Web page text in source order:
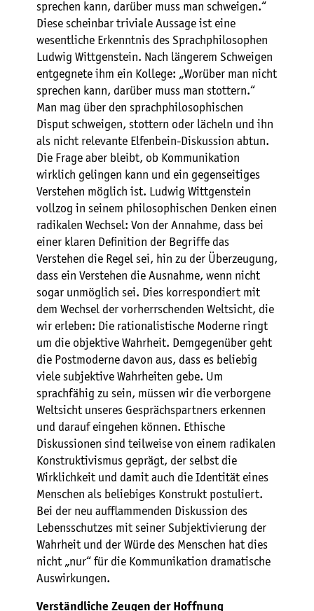
sprechen kann, darüber muss man schweigen.“
Diese scheinbar triviale Aussage ist eine
wesentliche Erkenntnis des Sprachphilosophen
Ludwig Wittgenstein. Nach längerem Schweigen
entgegnete ihm ein Kollege: „Worüber man nicht
sprechen kann, darüber muss man stottern.“
Man mag über den sprachphilosophischen
Disput schweigen, stottern oder lächeln und ihn
als nicht relevante Elfenbein-Diskussion abtun.
Die Frage aber bleibt, ob Kommunikation
wirklich gelingen kann und ein gegenseitiges
Verstehen möglich ist. Ludwig Wittgenstein
vollzog in seinem philosophischen Denken einen
radikalen Wechsel: Von der Annahme, dass bei
einer klaren Definition der Begriffe das
Verstehen die Regel sei, hin zu der Überzeugung,
dass ein Verstehen die Ausnahme, wenn nicht
sogar unmöglich sei. Dies korrespondiert mit
dem Wechsel der vorherrschenden Weltsicht, die
wir erleben: Die rationalistische Moderne ringt
um die objektive Wahrheit. Demgegenüber geht
die Postmoderne davon aus, dass es beliebig
viele subjektive Wahrheiten gebe. Um
sprachfähig zu sein, müssen wir die verborgene
Weltsicht unseres Gesprächspartners erkennen
und darauf eingehen können. Ethische
Diskussionen sind teilweise von einem radikalen
Konstruktivismus geprägt, der selbst die
Wirklichkeit und damit auch die Identität eines
Menschen als beliebiges Konstrukt postuliert.
Bei der neu aufflammenden Diskussion des
Lebensschutzes mit seiner Subjektivierung der
Wahrheit und der Würde des Menschen hat dies
nicht „nur“ für die Kommunikation dramatische
Auswirkungen.
Verständliche Zeugen der Hoffnung